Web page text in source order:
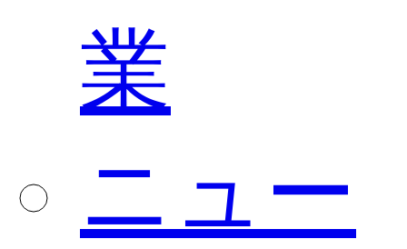
業
ニュー